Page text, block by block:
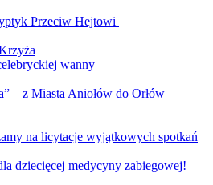
Przeciw Hejtowi
wanny
– z Miasta Aniołów do Orłów
na licytacje wyjątkowych spotkań
dziecięcej medycyny zabiegowej!